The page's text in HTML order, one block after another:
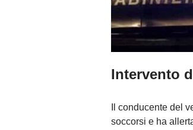
Intervento
Il conducente del
soccorsi e ha